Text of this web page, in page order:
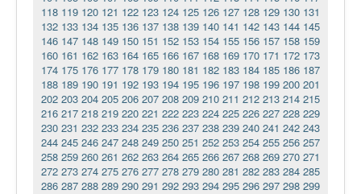
118 119 120 121 122 123 124 125 126 127 128 129 130 131
132 133 134 135 136 137 138 139 140 141 142 143 144 145
146 147 148 149 150 151 152 153 154 155 156 157 158 159
160 161 162 163 164 165 166 167 168 169 170 171 172 173
174 175 176 177 178 179 180 181 182 183 184 185 186 187
188 189 190 191 192 193 194 195 196 197 198 199 200 201
202 203 204 205 206 207 208 209 210 211 212 213 214 215
216 217 218 219 220 221 222 223 224 225 226 227 228 229
230 231 232 233 234 235 236 237 238 239 240 241 242 243
244 245 246 247 248 249 250 251 252 253 254 255 256 257
258 259 260 261 262 263 264 265 266 267 268 269 270 271
272 273 274 275 276 277 278 279 280 281 282 283 284 285
286 287 288 289 290 291 292 293 294 295 296 297 298 299